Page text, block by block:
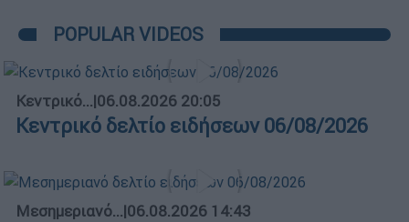
POPULAR VIDEOS
Κεντρικό...|06.08.2026 20:05
Κεντρικό δελτίο ειδήσεων 06/08/2026
Μεσημεριανό...|06.08.2026 14:43